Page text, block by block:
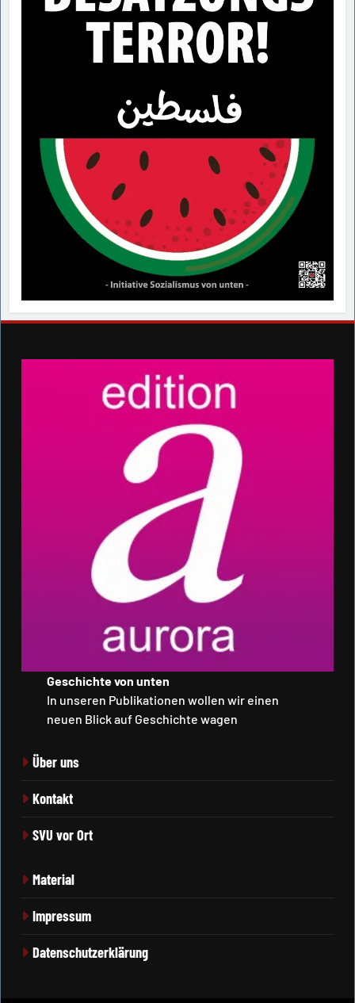
Geschichte von unten
In unseren Publikationen wollen wir einen
neuen Blick auf Geschichte wagen
Über uns
Kontakt
SVU vor Ort
Material
Impressum
Datenschutzerklärung